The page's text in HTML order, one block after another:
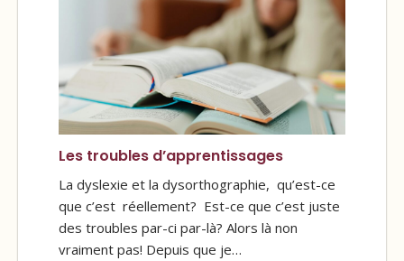
Les troubles d’apprentissages
La dyslexie et la dysorthographie, qu’est-ce
que c’est réellement? Est-ce que c’est juste
des troubles par-ci par-là? Alors là non
vraiment pas! Depuis que je…